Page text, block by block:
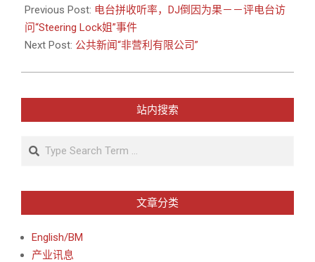
08-
26
Previous Post: 电台拼收听率，DJ倒因为果－－评电台访
问“Steering Lock姐”事件
Next Post: 公共新闻“非营利有限公司”
站内搜索
文章分类
English/BM
产业讯息